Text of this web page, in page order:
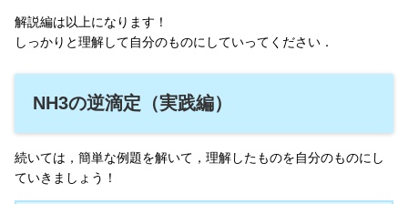
解説編は以上になります！
しっかりと理解して自分のものにしていってください．
NH3の逆滴定（実践編）
続いては，簡単な例題を解いて，理解したものを自分のものにし
ていきましょう！